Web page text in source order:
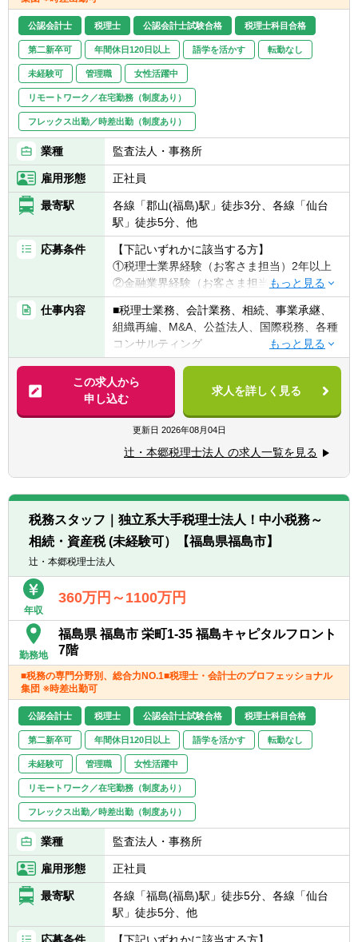
公認会計士 税理士 公認会計士試験合格 税理士科目合格
第二新卒可 年間休日120日以上 語学を活かす 転勤なし
未経験可 管理職 女性活躍中
リモートワーク／在宅勤務（制度あり）
フレックス出勤／時差出勤（制度あり）
業種 監査法人・事務所
雇用形態 正社員
最寄駅
各線「郡山(福島)駅」徒歩3分、各線「仙台
駅」徒歩5分、他
応募条件
【下記いずれかに該当する方】
①税理士業界経験（お客さま担当）2年以上
②金融業界経験（お客さま担当）3年以上
③社会人経験（業界等問わず）2年以上 か
つ 税理士科目1科目以上の取得者
④税理士
⑤公認会計士
※税務業務未経験会計士の方も歓迎いたしま
す！！
【求める人物像】
■税務・会計にとどまらず、総合的な観点か
ら経営コンサルティングに携りたい方
仕事内容
■税理士業務、会計業務、相続、事業承継、
組織再編、M&A、公益法人、国際税務、各種
コンサルティング
【法人全体の特色】
■業界トップレベルの規模でお客様に対して
サービス提供しています。
■チーム連携：税理士、公認会計士、中小企
業診断士など、税務・会計に関わる様々な分
野のエキスパートが集結し、案件によって
は、互いにチームを組んで業務を進めること
があります。
■広範囲な取扱業務
一般企業をはじめ、医療法人、公益法人、社
会福祉法人、地方公共団体、海外法人、個人
と幅広いお客様に対して、税務・会計サービ
スを提供しています。
この求人から
申し込む
求人を詳しく見る
更新日 2026年08月04日
辻・本郷税理士法人 の求人一覧を見る
税務スタッフ｜独立系大手税理士法人！中小税務～
相続・資産税 (未経験可）【福島県福島市】
辻・本郷税理士法人
年収
360万円～1100万円
勤務地
福島県 福島市 栄町1-35 福島キャピタルフロント
7階
■税務の専門分野別、総合力NO.1■税理士・会計士のプロフェッショナル
集団 ※時差出勤可
公認会計士 税理士 公認会計士試験合格 税理士科目合格
第二新卒可 年間休日120日以上 語学を活かす 転勤なし
未経験可 管理職 女性活躍中
リモートワーク／在宅勤務（制度あり）
フレックス出勤／時差出勤（制度あり）
業種 監査法人・事務所
雇用形態 正社員
最寄駅
各線「福島(福島)駅」徒歩5分、各線「仙台
駅」徒歩5分、他
応募条件
【下記いずれかに該当する方】